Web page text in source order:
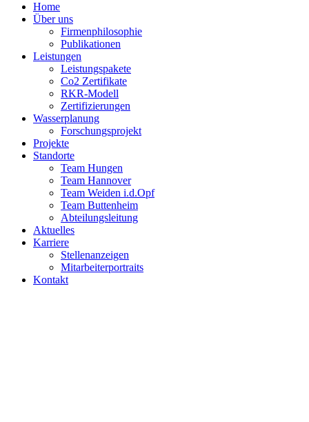
Home
Über uns
Firmenphilosophie
Publikationen
Leistungen
Leistungspakete
Co2 Zertifikate
RKR-Modell
Zertifizierungen
Wasserplanung
Forschungsprojekt
Projekte
Standorte
Team Hungen
Team Hannover
Team Weiden i.d.Opf
Team Buttenheim
Abteilungsleitung
Aktuelles
Karriere
Stellenanzeigen
Mitarbeiterportraits
Kontakt